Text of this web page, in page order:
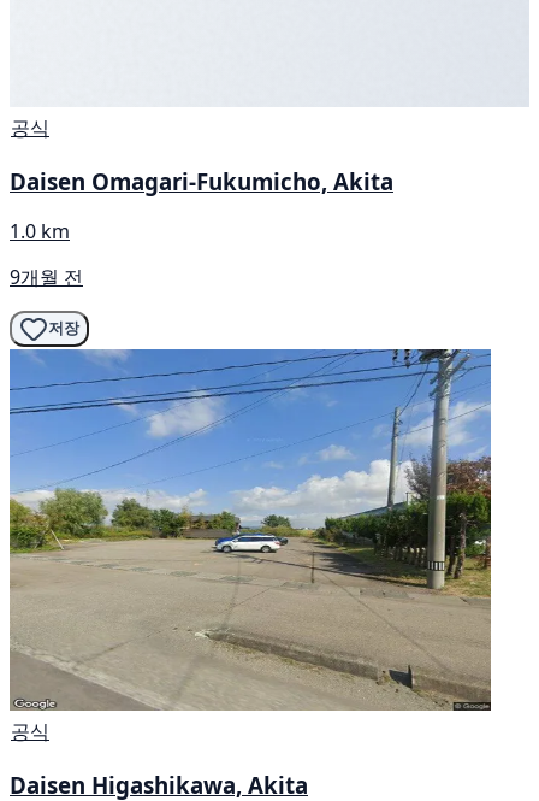
공식
Daisen Omagari-Fukumicho, Akita
1.0 km
9개월 전
저장
공식
Daisen Higashikawa, Akita